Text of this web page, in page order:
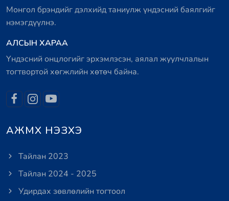
Монгол брэндийг дэлхийд таниулж үндэсний баялгийг
нэмэгдүүлнэ.
АЛСЫН ХАРАА
Үндэсний онцлогийг эрхэмлэсэн, аялал жуулчлалын
тогтвортой хөгжлийн хөтөч байна.
АЖМХ НЭЗХЭ
Тайлан 2023
Тайлан 2024 - 2025
Удирдах зөвлөлийн тогтоол